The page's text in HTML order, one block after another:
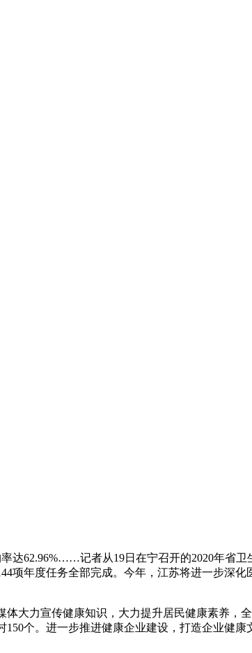
达62.96%……记者从19日在宁召开的2020年省
项年度任务全部完成。今年，江苏将进一步深
大力宣传健康知识，大力提升居民健康素养，
个。进一步推进健康企业建设，打造企业健